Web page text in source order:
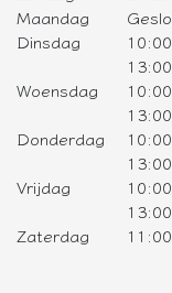
Maandag
Dinsdag
Woensdag
Donderdag
Vrijdag
Zaterdag